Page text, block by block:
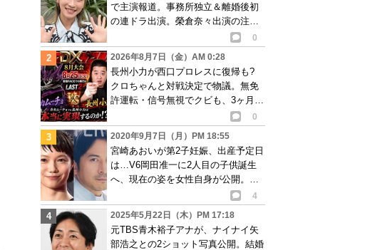
で主演報道。事務所独立＆離婚後初
の連ドラ出演。榮倉奈々出演の注目
0
2026年8月7日（金）AM 0:28
長州小力が西口プロレスに復帰も?
クロちゃんと対戦決定で物議。無免
許運転・信号無視でクビも、3ヶ月で
0
2020年9月7日（月）PM 18:55
宮崎あおいが第2子妊娠、出産予定日
は…V6岡田准一に2人目の子供誕生
へ、現在の姿を女性自身が公開。画
4
2025年5月22日（木）PM 17:18
元TBS青木裕子アナが、ナイナイ矢
部浩之との2ショット写真公開。結婚